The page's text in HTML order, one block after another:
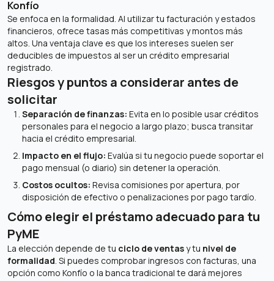
Konfío
Se enfoca en la formalidad. Al utilizar tu facturación y estados
financieros, ofrece tasas más competitivas y montos más
altos. Una ventaja clave es que los intereses suelen ser
deducibles de impuestos al ser un crédito empresarial
registrado.
Riesgos y puntos a considerar antes de
solicitar
Separación de finanzas: Evita en lo posible usar créditos
personales para el negocio a largo plazo; busca transitar
hacia el crédito empresarial.
Impacto en el flujo: Evalúa si tu negocio puede soportar el
pago mensual (o diario) sin detener la operación.
Costos ocultos: Revisa comisiones por apertura, por
disposición de efectivo o penalizaciones por pago tardío.
Cómo elegir el préstamo adecuado para tu
PyME
La elección depende de tu ciclo de ventasy tu nivel de
formalidad. Si puedes comprobar ingresos con facturas, una
opción como Konfío o la banca tradicional te dará mejores